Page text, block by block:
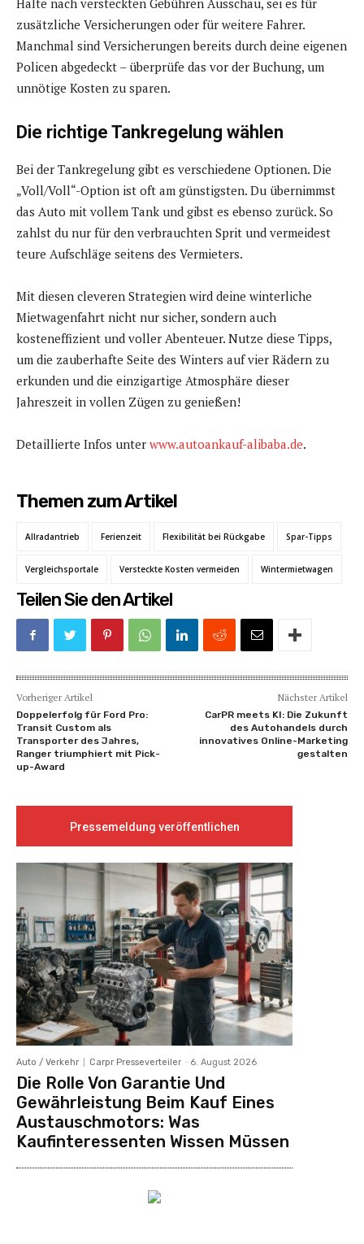
Halte nach versteckten Gebühren Ausschau, sei es für
zusätzliche Versicherungen oder für weitere Fahrer.
Manchmal sind Versicherungen bereits durch deine eigenen
Policen abgedeckt – überprüfe das vor der Buchung, um
unnötige Kosten zu sparen.
Die richtige Tankregelung wählen
Bei der Tankregelung gibt es verschiedene Optionen. Die
„Voll/Voll“-Option ist oft am günstigsten. Du übernimmst
das Auto mit vollem Tank und gibst es ebenso zurück. So
zahlst du nur für den verbrauchten Sprit und vermeidest
teure Aufschläge seitens des Vermieters.
Mit diesen cleveren Strategien wird deine winterliche
Mietwagenfahrt nicht nur sicher, sondern auch
kosteneffizient und voller Abenteuer. Nutze diese Tipps,
um die zauberhafte Seite des Winters auf vier Rädern zu
erkunden und die einzigartige Atmosphäre dieser
Jahreszeit in vollen Zügen zu genießen!
Detaillierte Infos unter www.autoankauf-alibaba.de.
Themen zum Artikel
Allradantrieb Ferienzeit Flexibilität bei Rückgabe Spar-Tipps
Vergleichsportale Versteckte Kosten vermeiden Wintermietwagen
Teilen Sie den Artikel
Vorheriger Artikel
Doppelerfolg für Ford Pro:
Transit Custom als
Transporter des Jahres,
Ranger triumphiert mit Pick-
up-Award
Nächster Artikel
CarPR meets KI: Die Zukunft
des Autohandels durch
innovatives Online-Marketing
gestalten
Pressemeldung veröffentlichen
Auto / Verkehr Carpr Presseverteiler - 6. August 2026
Die Rolle Von Garantie Und
Gewährleistung Beim Kauf Eines
Austauschmotors: Was
Kaufinteressenten Wissen Müssen